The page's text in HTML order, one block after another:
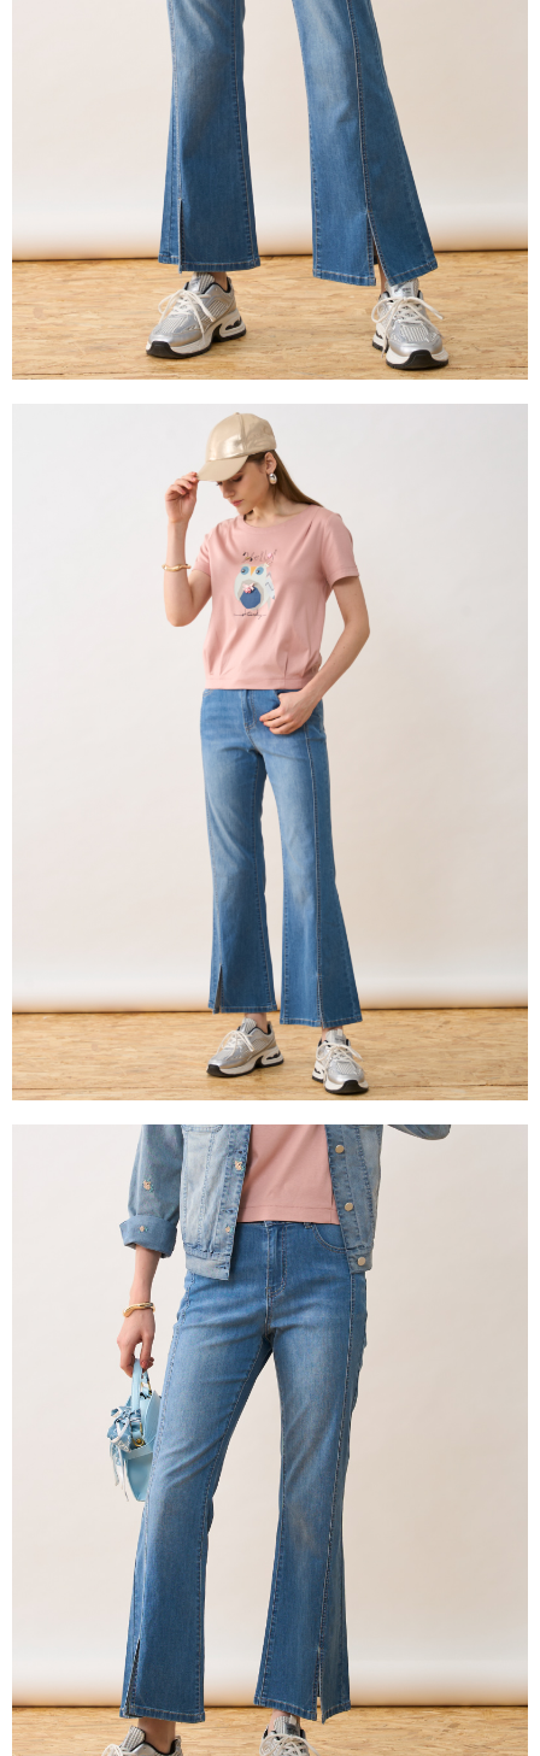
2.基於同意付款使用「大哥付你分期」之契約關係目的，商店將以您的個人
資料（包含姓名、電話或地址）提供予台灣大哥大進項蒐集、處理及利用，
由本公司與您本人進行分期帳單所需資料之確認、核對及更正。
3.完整用戶服務條款，請詳閱以下連結：
https://oppay.tw/userRule
※ 交易是否成功請以「AFTEE先享後付 」之結帳頁面顯示為準，若有關於
是否繳費成功／繳費後需取消欲退款等相關疑問，請聯繫「AFTEE先享後付
https://netprotections.freshdesk.com/support/home
１．透過由恩沛科技股份有限公司提供之「AFTEE先享後付」服務完成之交
易，需依本服務之必要範圍內提供個人資料，並將交易相關給付款項請求債
權轉讓予恩沛科技股份有限公司。
２．關於個人資料處理事宜，請瀏覽以下網址：
https://aftee.tw/terms/#terms3
３．未成年的使用者請事先徵得法定代理人或監護人之同意方可使用
「AFTEE先享後付」，若未經同意申辦者引起之損失，本公司不負相關責
任。
４．使用「AFTEE先享後付」時，將依據個別帳號之用戶狀況，依本公司即
時審查核予不同之上限額度；若仍有額度不足之情形，本公司將視審查結果
請求用戶進行身份認證。
５．嚴禁一人註冊多個帳號或使用他人資訊註冊。若發現惡意使用之情形，